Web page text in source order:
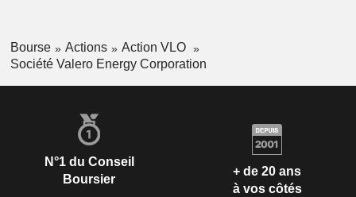
Bourse Actions
Action VLO
Société Valero Energy Corporation
N°1 du Conseil
Boursier
+ de 20 ans
à vos côtés